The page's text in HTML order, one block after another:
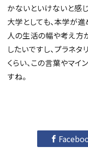
かないといけないと感じ
大学としても、本学が
人の生活の幅や考え方
したいですし、プラネ
くらい、この言葉やマ
すね。